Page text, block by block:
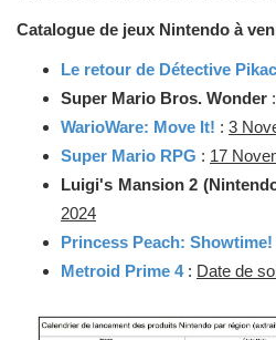
Catalogue de jeux Nintendo à
Le retour de Détective
Super Mario Bros. Wonder :
WarioWare: Move It! : 3
Super Mario RPG : 17
Luigi's Mansion 2
2024
Princess Peach: Showtime!
Metroid Prime 4 : Date de